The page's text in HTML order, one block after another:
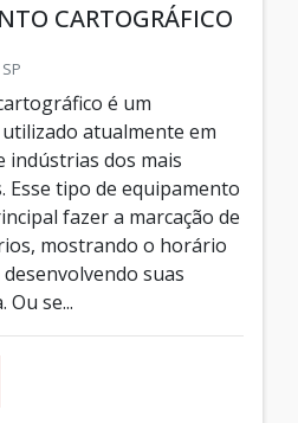
CARTOGRÁFICO
é um
atualmente em
indústrias dos mais
Esse tipo de equipamento
fazer a marcação de
mostrando o horário
suas
se...